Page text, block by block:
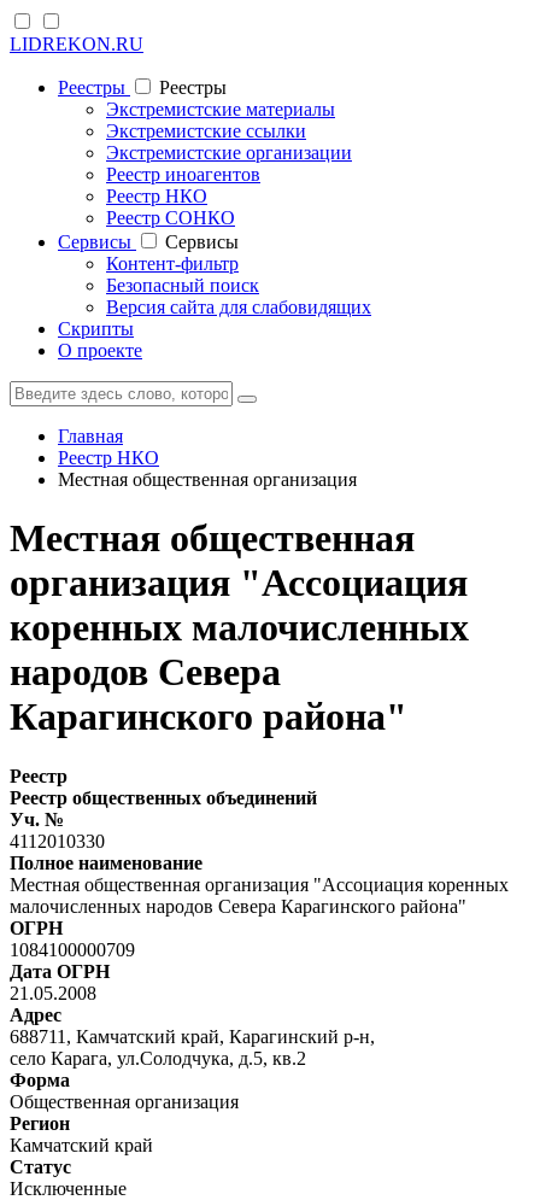
LIDREKON.RU
Реестры
Реестры
Экстремистские материалы
Экстремистские ссылки
Экстремистские организации
Реестр иноагентов
Реестр НКО
Реестр СОНКО
Cервисы
Cервисы
Контент-фильтр
Безопасный поиск
Версия сайта для слабовидящих
Скрипты
О проекте
Главная
Реестр НКО
Местная общественная организация
Местная общественная
организация "Ассоциация
коренных малочисленных
народов Севера
Карагинского района"
Реестр
Реестр общественных объединений
Уч. №
4112010330
Полное наименование
Местная общественная организация "Ассоциация коренных
малочисленных народов Севера Карагинского района"
ОГРН
1084100000709
Дата ОГРН
21.05.2008
Адрес
688711, Камчатский край, Карагинский р-н,
село Карага, ул.Солодчука, д.5, кв.2
Форма
Общественная организация
Регион
Камчатский край
Статус
Исключенные